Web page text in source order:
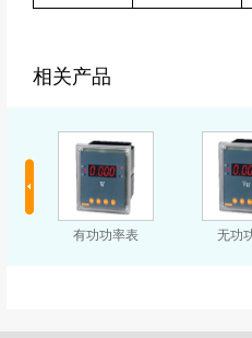
相关产品
有功功率表 无功